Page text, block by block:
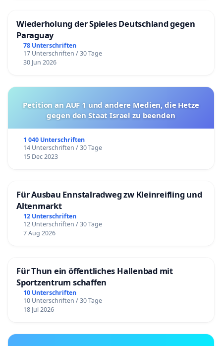
Wiederholung der Spieles Deutschland gegen
Paraguay
78 Unterschriften
17 Unterschriften / 30 Tage
30 Jun 2026
Petition an AUF 1 und andere Medien, die Hetze
gegen den Staat Israel zu beenden
1 040 Unterschriften
14 Unterschriften / 30 Tage
15 Dec 2023
Für Ausbau Ennstalradweg zw Kleinreifling und
Altenmarkt
12 Unterschriften
12 Unterschriften / 30 Tage
7 Aug 2026
Für Thun ein öffentliches Hallenbad mit
Sportzentrum schaffen
10 Unterschriften
10 Unterschriften / 30 Tage
18 Jul 2026